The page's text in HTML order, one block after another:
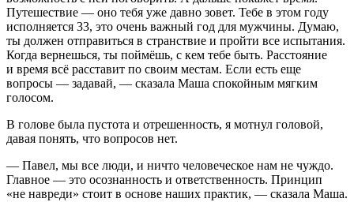
Путешествие — оно тебя уже давно зовет. Тебе в этом году
исполняется 33, это очень важный год для мужчины. Думаю,
ты должен отправиться в странствие и пройти все испытания.
Когда вернешься, ты поймёшь, с кем тебе быть. Расстояние
и время всё расставит по своим местам. Если есть еще
вопросы — задавай, — сказала Маша спокойным мягким
голосом.
В голове была пустота и отрешенность, я мотнул головой,
давая понять, что вопросов нет.
— Павел, мы все люди, и ничто человеческое нам не чуждо.
Главное — это осознанность и ответственность. Принцип
«не навреди» стоит в основе наших практик, — сказала Маша.